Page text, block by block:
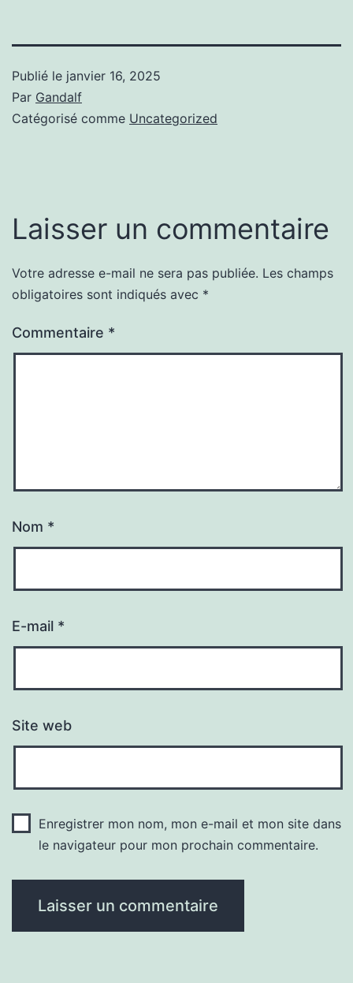
Publié le janvier 16, 2025
Par Gandalf
Catégorisé comme Uncategorized
Laisser un commentaire
Votre adresse e-mail ne sera pas publiée. Les champs
obligatoires sont indiqués avec *
Commentaire *
Nom *
E-mail *
Site web
Enregistrer mon nom, mon e-mail et mon site dans
le navigateur pour mon prochain commentaire.